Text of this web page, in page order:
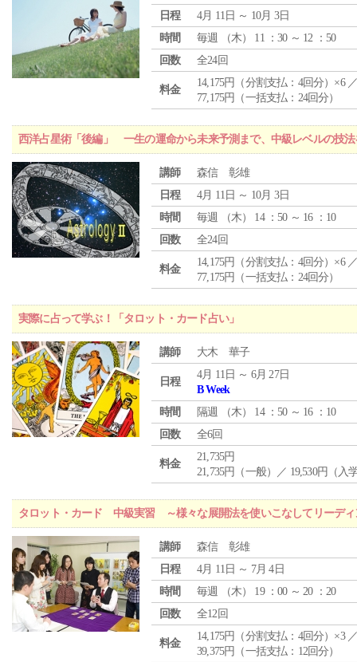
日程
4月 11日 ～ 10月 3日
時間
毎週 （木） 11 ：30 ～ 12 ：50
回数
全24回
料金
14,175円（分割支払：4回分）×6
77,175円（一括支払：24回分）
西洋占星術「後編」 一生の運命から未来予測まで、中級レベルの技法
講師
森信 彰雄
日程
4月 11日 ～ 10月 3日
時間
毎週 （木） 14 ：50 ～ 16 ：10
回数
全24回
料金
14,175円（分割支払：4回分）×6
77,175円（一括支払：24回分）
実際に占って学ぶ！「タロット・カード占い」
講師 大木 華子
日程
4月 11日 ～ 6月 27日
B Week
時間
隔週 （木） 14 ：50 ～ 16 ：10
回数
全6回
料金
21,735円
21,735円（一般）／ 19,530円（入
タロット・カード 中級実習 ～様々な展開法を使いこなしてリーディ
講師
森信 彰雄
日程
4月 11日 ～ 7月 4日
時間
毎週 （木） 19 ：00 ～ 20 ：20
回数
全12回
料金
14,175円（分割支払：4回分）×3
39,375円（一括支払：12回分）